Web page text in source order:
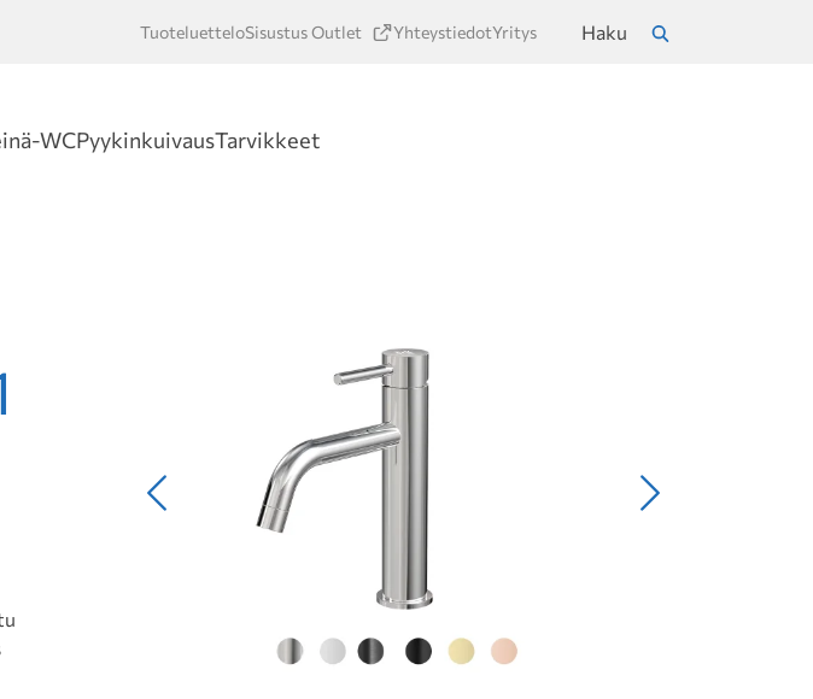
TuoteluetteloSisustus Outlet YhteystiedotYritys
Haku
WCPyykinkuivausTarvikkeet
Edellinen Seuraava